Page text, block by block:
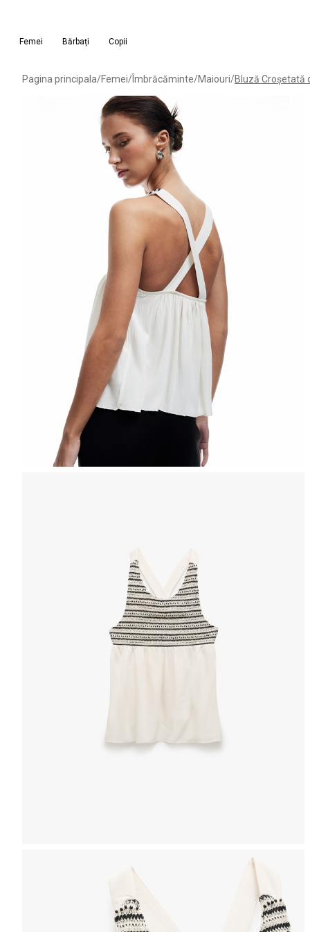
Femei Bărbați Copii
Pagina principala/Femei/Îmbrăcăminte/Maiouri/Bluză Croșetată